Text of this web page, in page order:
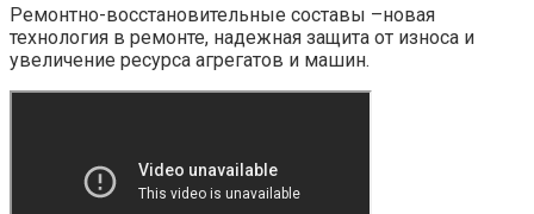
Ремонтно-восстановительные составы –новая
технология в ремонте, надежная защита от износа и
увеличение ресурса агрегатов и машин.